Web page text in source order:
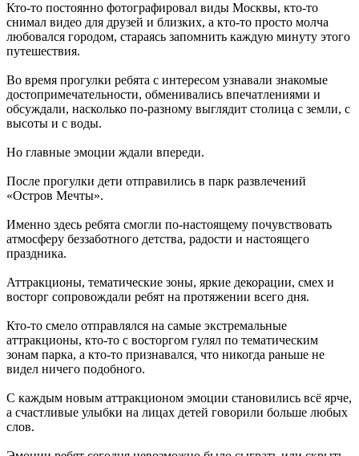
Кто-то постоянно фотографировал виды Москвы, кто-то
снимал видео для друзей и близких, а кто-то просто молча
любовался городом, стараясь запомнить каждую минуту этого
путешествия.
Во время прогулки ребята с интересом узнавали знакомые
достопримечательности, обменивались впечатлениями и
обсуждали, насколько по-разному выглядит столица с земли, с
высоты и с воды.
Но главные эмоции ждали впереди.
После прогулки дети отправились в парк развлечений
«Остров Мечты».
Именно здесь ребята смогли по-настоящему почувствовать
атмосферу беззаботного детства, радости и настоящего
праздника.
Аттракционы, тематические зоны, яркие декорации, смех и
восторг сопровождали ребят на протяжении всего дня.
Кто-то смело отправлялся на самые экстремальные
аттракционы, кто-то с восторгом гулял по тематическим
зонам парка, а кто-то признавался, что никогда раньше не
видел ничего подобного.
С каждым новым аттракционом эмоции становились всё ярче,
а счастливые улыбки на лицах детей говорили больше любых
слов.